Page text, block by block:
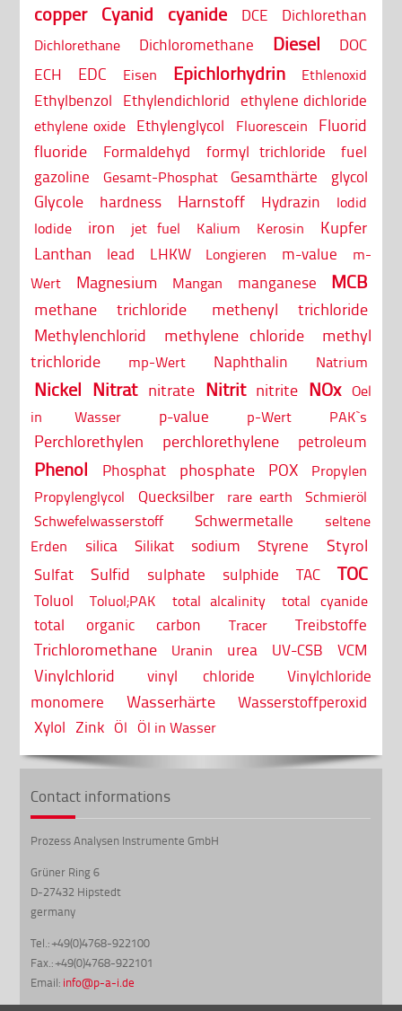
copper Cyanid cyanide DCE Dichlorethan
Dichlorethane Dichloromethane Diesel
DOC
ECH
EDC Eisen Epichlorhydrin Ethlenoxid
Ethylbenzol Ethylendichlorid ethylene dichloride
ethylene oxide Ethylenglycol Fluorescein
Fluorid
fluoride
Formaldehyd formyl trichloride
fuel
gazoline
Gesamt-Phosphat Gesamthärte glycol
Glycole hardness Harnstoff Hydrazin
Iodid
Iodide
iron jet fuel Kalium Kerosin
Kupfer
Lanthan
lead LHKW Longieren m-value
m-
Wert
Magnesium Mangan manganese MCB
methane trichloride
methenyl trichloride
Methylenchlorid
methylene chloride
methyl
trichloride
mp-Wert Naphthalin Natrium
Nickel Nitrat nitrate Nitrit nitrite NOx Oel
in Wasser
p-value p-Wert PAK`s
Perchlorethylen perchlorethylene petroleum
Phenol Phosphat phosphate POX
Propylen
Propylenglycol
Quecksilber rare earth
Schmieröl
Schwefelwasserstoff
Schwermetalle
seltene
Erden
silica Silikat sodium Styrene Styrol
Sulfat Sulfid sulphate sulphide TAC TOC
Toluol Toluol;PAK total alcalinity total cyanide
total organic carbon Tracer Treibstoffe
Trichloromethane Uranin urea UV-CSB VCM
Vinylchlorid vinyl chloride
Vinylchloride
monomere
Wasserhärte
Wasserstoffperoxid
Xylol Zink Öl Öl in Wasser
Contact informations
Prozess Analysen Instrumente GmbH
Grüner Ring 6
D-27432 Hipstedt
germany
Tel.: +49(0)4768-922100
Fax.: +49(0)4768-922101
Email: info@p-a-i.de